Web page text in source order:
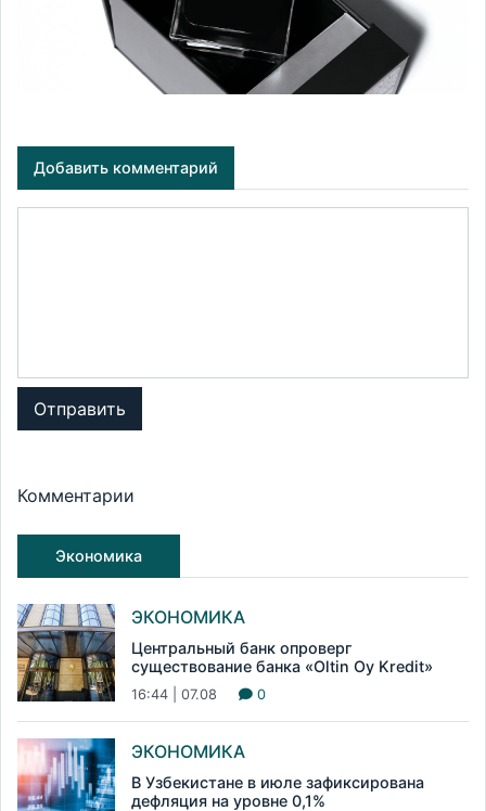
Добавить комментарий
Отправить
Комментарии
Экономика
ЭКОНОМИКА
Центральный банк опроверг
существование банка «Oltin Oy Kredit»
16:44 | 07.08 0
ЭКОНОМИКА
В Узбекистане в июле зафиксирована
дефляция на уровне 0,1%